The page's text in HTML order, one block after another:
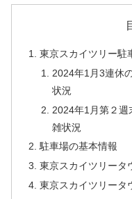
東京スカイツリー駐
2024年1月3連休
状況
2024年1月第２週
雑状況
駐車場の基本情報
東京スカイツリータ
東京スカイツリータ